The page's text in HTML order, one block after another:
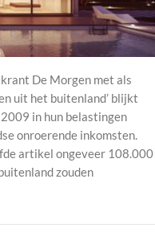
De Morgen met als
uit het buitenland’ blijkt
in hun belastingen
onroerende inkomsten.
artikel ongeveer 108.000
zouden